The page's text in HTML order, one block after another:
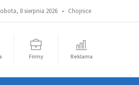
8 sierpnia 2026 • Chojnice
Firmy Reklama